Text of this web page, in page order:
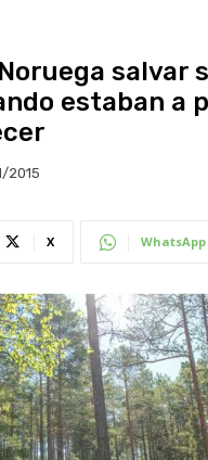
salvar
estaban a
2015
X WhatsApp